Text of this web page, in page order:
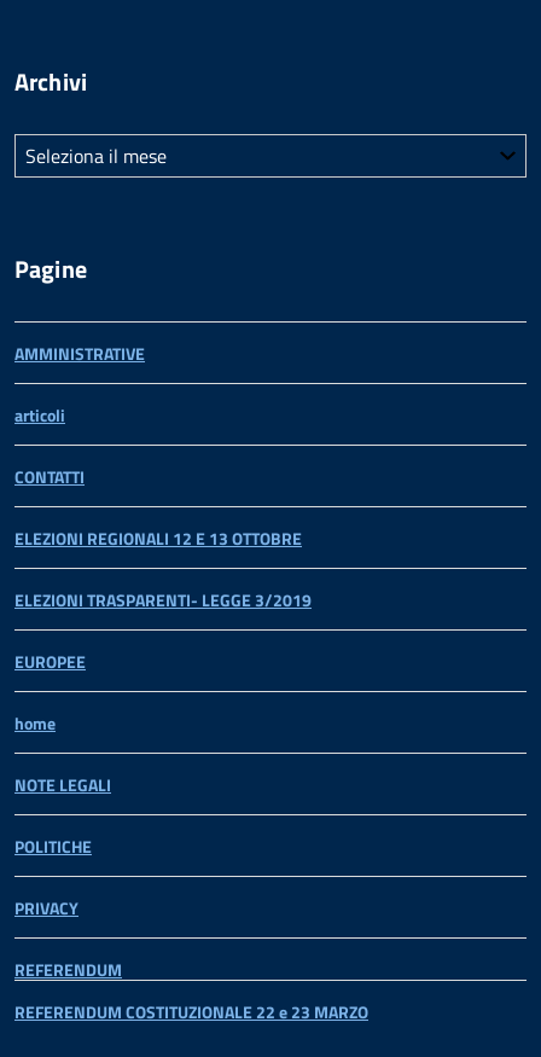
Archivi
Archivi
Pagine
AMMINISTRATIVE
articoli
CONTATTI
ELEZIONI REGIONALI 12 E 13 OTTOBRE
ELEZIONI TRASPARENTI- LEGGE 3/2019
EUROPEE
home
NOTE LEGALI
POLITICHE
PRIVACY
REFERENDUM
REFERENDUM COSTITUZIONALE 22 e 23 MARZO